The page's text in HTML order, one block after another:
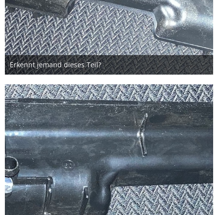
Erkennt jemand dieses Teil?
5. Mai 2023